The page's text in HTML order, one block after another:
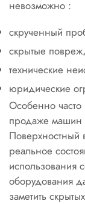
невозможно :
скрученный
скрытые
технические
юридические
Особенно
продаже машин
Поверхностный
реальное
использования
оборудования
заметить